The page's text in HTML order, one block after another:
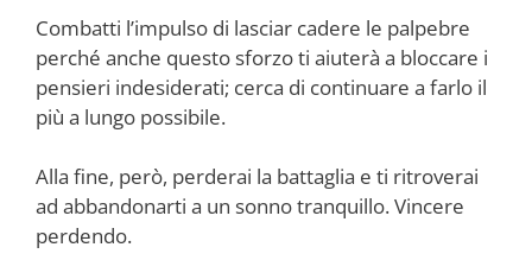
Combatti l’impulso di lasciar cadere le palpebre
perché anche questo sforzo ti aiuterà a bloccare i
pensieri indesiderati; cerca di continuare a farlo il
più a lungo possibile.
Alla fine, però, perderai la battaglia e ti ritroverai
ad abbandonarti a un sonno tranquillo. Vincere
perdendo.